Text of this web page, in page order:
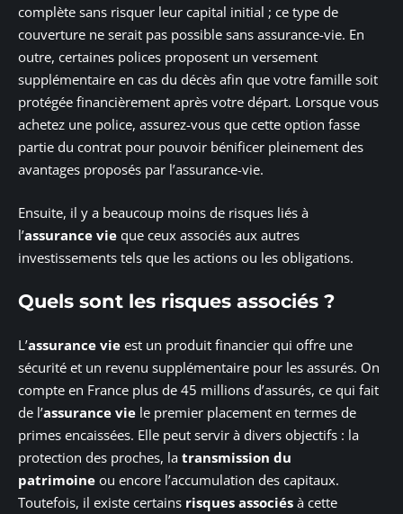
complète sans risquer leur capital initial ; ce type de
couverture ne serait pas possible sans assurance-vie. En
outre, certaines polices proposent un versement
supplémentaire en cas du décès afin que votre famille soit
protégée financièrement après votre départ. Lorsque vous
achetez une police, assurez-vous que cette option fasse
partie du contrat pour pouvoir bénificer pleinement des
avantages proposés par l’assurance-vie.
Ensuite, il y a beaucoup moins de risques liés à
l’assurance vie que ceux associés aux autres
investissements tels que les actions ou les obligations.
Quels sont les risques associés ?
L’assurance vie est un produit financier qui offre une
sécurité et un revenu supplémentaire pour les assurés. On
compte en France plus de 45 millions d’assurés, ce qui fait
de l’assurance vie le premier placement en termes de
primes encaissées. Elle peut servir à divers objectifs : la
protection des proches, la transmission du
patrimoine ou encore l’accumulation des capitaux.
Toutefois, il existe certains risques associés à cette